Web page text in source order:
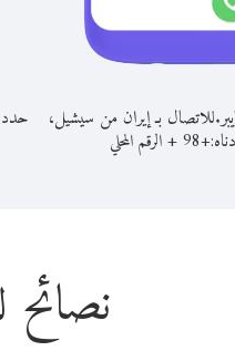
للاتصال بـ إيران من سيشيل،
+
98
+الرقم المحلي
حدد